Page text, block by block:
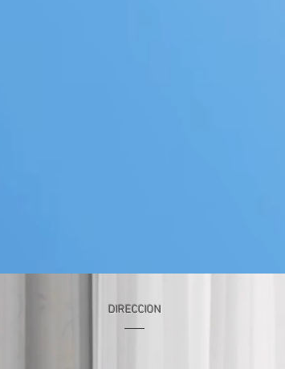
DIRECCION